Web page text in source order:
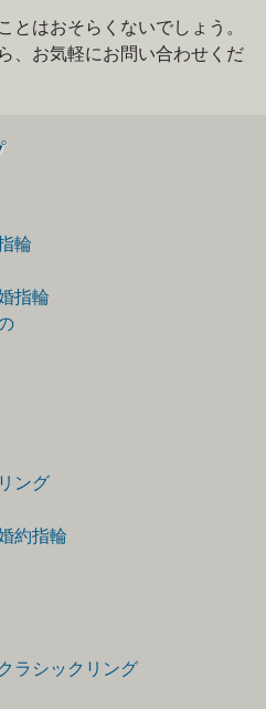
とはおそらくないでしょう。
、お気軽にお問い合わせくだ
輪
指輪
ング
約指輪
ラシックリング